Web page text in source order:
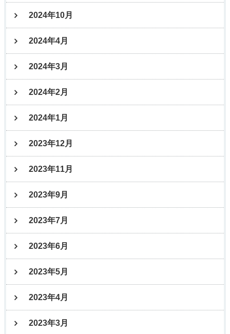
2024年10月
2024年4月
2024年3月
2024年2月
2024年1月
2023年12月
2023年11月
2023年9月
2023年7月
2023年6月
2023年5月
2023年4月
2023年3月